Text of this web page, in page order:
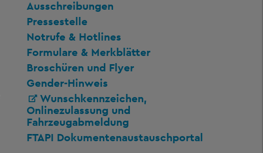
Ausschreibungen
Pressestelle
Notrufe & Hotlines
Formulare & Merkblätter
Broschüren und Flyer
Gender-Hinweis
Wunschkennzeichen,
Onlinezulassung und
Fahrzeugabmeldung
FTAPI Dokumentenaustauschportal